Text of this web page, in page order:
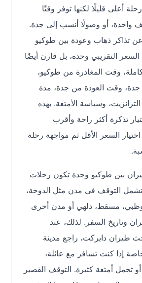
قليلًا لكنها توفر وقتًا
أو وصولًا أنسب إلى جدة.
ذهاب وعودة بين طوكيو
التقريبي وحده، بل قارن أيضًا
وقت المغادرة من طوكيو،
العودة من جدة، مدة
وسياسة الأمتعة. بهذه
أكثر راحة وأقرب
السعر الأقل ثم مواجهة رحلة
بين طوكيو وجدة تكون رحلات
التوقف في مدن مثل الدوحة،
مسقط، دلهي أو مدن أخرى
السفر. لذلك، عند
دايركت، راجع مدينة
كنت تسافر مع عائلة،
أمتعة كثيرة. التوقف القصير